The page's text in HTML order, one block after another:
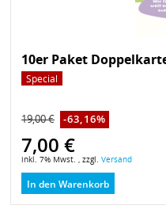
10er Paket
Special
19,00 € -63,16%
7,00 €
inkl. 7% Mwst. , zzgl. Versand
In den Warenkorb